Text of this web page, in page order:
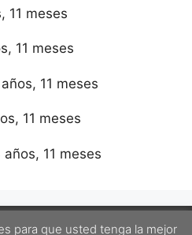
11 meses
11 meses
11 meses
11 meses
11 meses
para que usted tenga la mejor